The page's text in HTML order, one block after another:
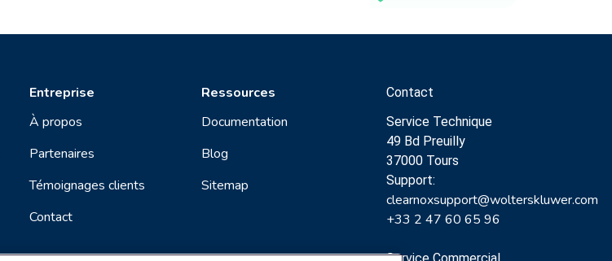
Entreprise
À propos
Partenaires
Témoignages clients
Contact
Ressources
Documentation
Blog
Sitemap
Contact
Service Technique
49 Bd Preuilly
37000 Tours
Support:
clearnoxsupport@wolterskluwer.com
+33 2 47 60 65 96
Service Commercial